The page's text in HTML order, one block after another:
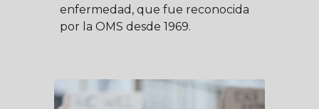
enfermedad , que fue reconocida
por la OMS desde 1969.